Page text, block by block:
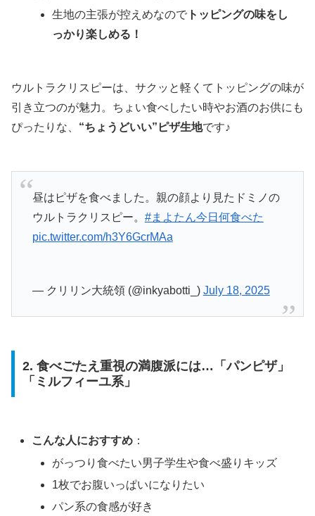
生地の主張が控えめなので トッピングの味をし
っかり楽しめる！
ウルトラクリスピーは、サクッと軽くてトッピングの味が
引き立つのが魅力。ちょい食べしたい時やお酒のお供にも
ぴったりな、 “ちょうどいい”ピザ生地です♪
昼はピザを食べました。親の顔より見たドミノの
ウルトラクリスピー。 #まよたん今日何食べた
pic.twitter.com/h3Y6GcrMAa
— クリリン大統領 (@inkyabotti_) July 18, 2025
2. 食べごたえ重視の満腹派には…「パンピザ」
「ミルフィーユ系」
こんな人におすすめ ：
がっつり食べたい男子学生や食べ盛りキッズ
1枚でお腹いっぱいになりたい
パン系の食感が好き